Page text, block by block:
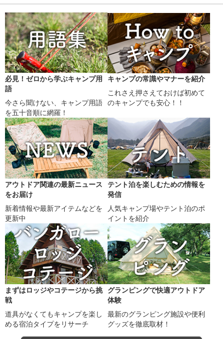
必見！ゼロから学ぶキャンプ用
語
今さら聞けない、キャンプ用語
を五十音順に網羅！
キャンプの常識やマナーを紹介
これさえ押さえておけば初めて
のキャンプでも安心！！
アウトドア関連の最新ニュース
をお届け
新着情報や最新アイテムなどを
更新中
テント泊を楽しむための情報を
発信
人気キャンプ場やテント泊のポ
イントを紹介
まずはロッジやコテージから挑
戦
道具がなくてもキャンプを楽し
める宿泊タイプをリサーチ
グランピングで快適アウトドア
体験
最新のグランピング施設や便利
グッズを徹底取材！